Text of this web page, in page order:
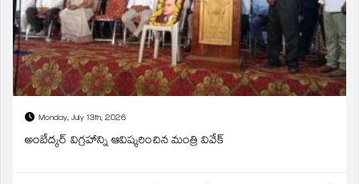
Monday, July 13th, 2026
అంబేద్కర్ విగ్రహాన్ని ఆవిష్కరించిన మంత్రి వివేక్